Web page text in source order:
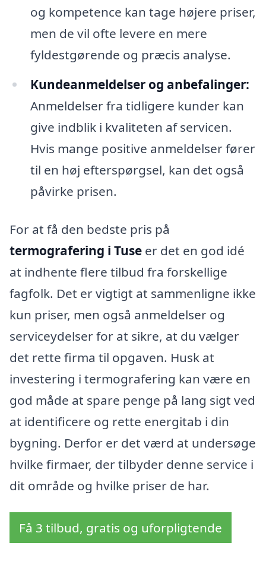
og kompetence kan tage højere priser,
men de vil ofte levere en mere
fyldestgørende og præcis analyse.
Kundeanmeldelser og anbefalinger:
Anmeldelser fra tidligere kunder kan
give indblik i kvaliteten af servicen.
Hvis mange positive anmeldelser fører
til en høj efterspørgsel, kan det også
påvirke prisen.
For at få den bedste pris på
termografering i Tuse er det en god idé
at indhente flere tilbud fra forskellige
fagfolk. Det er vigtigt at sammenligne ikke
kun priser, men også anmeldelser og
serviceydelser for at sikre, at du vælger
det rette firma til opgaven. Husk at
investering i termografering kan være en
god måde at spare penge på lang sigt ved
at identificere og rette energitab i din
bygning. Derfor er det værd at undersøge
hvilke firmaer, der tilbyder denne service i
dit område og hvilke priser de har.
Få 3 tilbud, gratis og uforpligtende